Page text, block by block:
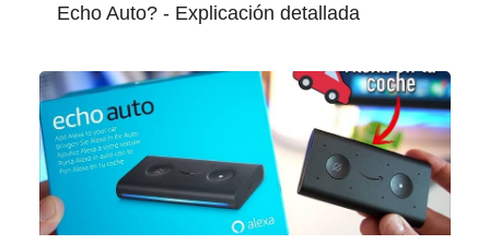
Echo Auto? - Explicación detallada